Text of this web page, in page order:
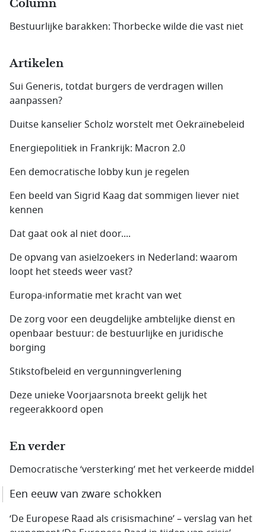
Column
Bestuurlijke barakken: Thorbecke wilde die vast niet
Artikelen
Sui Generis, totdat burgers de verdragen willen
aanpassen?
Duitse kanselier Scholz worstelt met Oekraïnebeleid
Energiepolitiek in Frankrijk: Macron 2.0
Een democratische lobby kun je regelen
Een beeld van Sigrid Kaag dat sommigen liever niet
kennen
Dat gaat ook al niet door....
De opvang van asielzoekers in Nederland: waarom
loopt het steeds weer vast?
Europa-informatie met kracht van wet
De zorg voor een deugdelijke ambtelijke dienst en
openbaar bestuur: de bestuurlijke en juridische
borging
Stikstofbeleid en vergunningverlening
Deze unieke Voorjaarsnota breekt gelijk het
regeerakkoord open
En verder
Democratische ‘versterking’ met het verkeerde middel
Een eeuw van zware schokken
‘De Europese Raad als crisismachine’ – verslag van het